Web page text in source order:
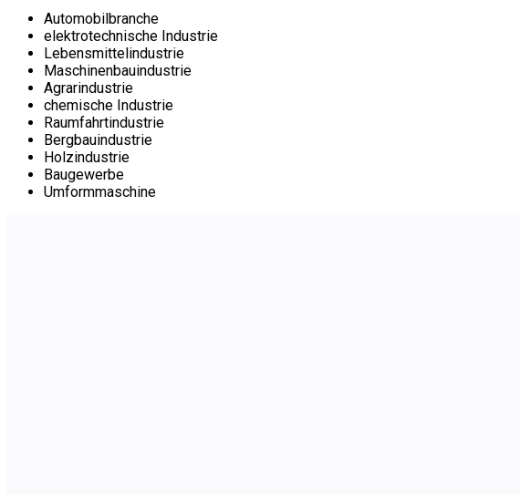
Automobilbranche
elektrotechnische Industrie
Lebensmittelindustrie
Maschinenbauindustrie
Agrarindustrie
chemische Industrie
Raumfahrtindustrie
Bergbauindustrie
Holzindustrie
Baugewerbe
Umformmaschine